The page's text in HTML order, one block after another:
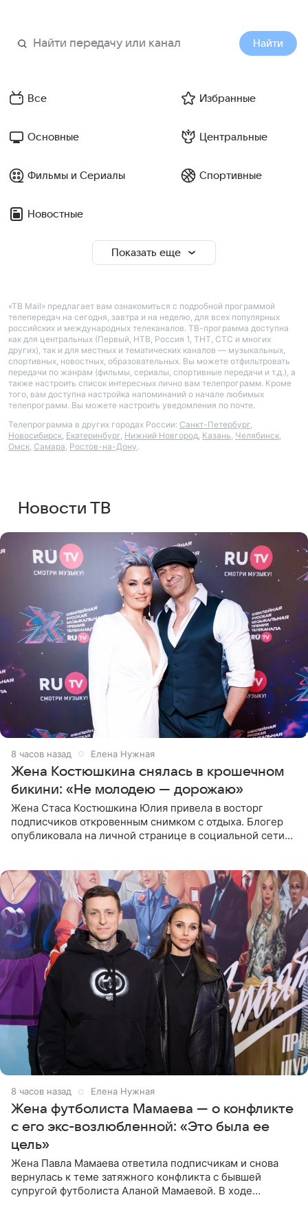
Найти
Все Избранные
Основные Центральные
Фильмы и Сериалы Спортивные
Новостные
Показать еще
«ТВ Mail» предлагает вам ознакомиться с подробной программой
телепередач на сегодня, завтра и на неделю, для всех популярных
российских и международных телеканалов. ТВ-программа доступна
как для центральных (Первый, НТВ, Россия 1, ТНТ, СТС и многих
других), так и для местных и тематических каналов — музыкальных,
спортивных, новостных, образовательных. Вы можете отфильтровать
передачи по жанрам (фильмы, сериалы, спортивные передачи и т.д.), а
также настроить список интересных лично вам телепрограмм. Кроме
того, вам доступна настройка напоминаний о начале любимых
телепрограмм. Вы можете настроить уведомления по почте.
Телепрограмма в других городах России: Санкт-Петербург,
Новосибирск, Екатеринбург, Нижний Новгород, Казань, Челябинск,
Омск, Самара, Ростов-на-Дону.
Новости ТВ
8 часов назад Елена Нужная
Жена Костюшкина снялась в крошечном
бикини: «Не молодею — дорожаю»
Жена Стаса Костюшкина Юлия привела в восторг
подписчиков откровенным снимком с отдыха. Блогер
опубликовала на личной странице в социальной сети
8 часов назад Елена Нужная
Жена футболиста Мамаева — о конфликте
с его экс-возлюбленной: «Это была ее
цель»
Жена Павла Мамаева ответила подписчикам и снова
вернулась к теме затяжного конфликта с бывшей
супругой футболиста Аланой Мамаевой. В ходе